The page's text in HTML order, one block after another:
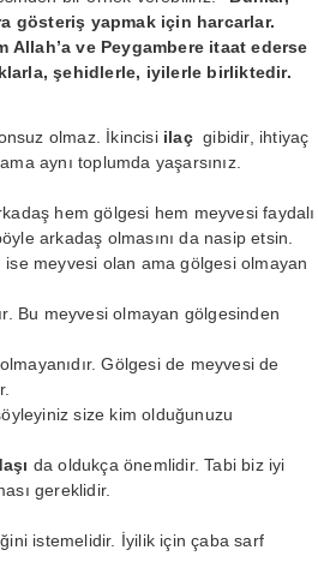
gösteriş yapmak için harcarlar.
Allah’a ve Peygambere itaat ederse
şehidlerle, iyilerle birliktedir.
olmaz. İkincisiilaçgibidir, ihtiyaç
aynı toplumda yaşarsınız.
hem gölgesi hem meyvesi faydalı
arkadaş olmasını da nasip etsin.
ise meyvesi olan ama gölgesi olmayan
Bu meyvesi olmayan gölgesinden
Gölgesi de meyvesi de
size kim olduğunuzu
da oldukça önemlidir. Tabi biz iyi
gereklidir.
istemelidir. İyilik için çaba sarf